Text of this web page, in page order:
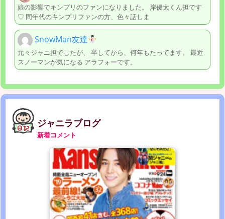
娘の影響でキンプリのファンになりました。 岸優太くん担です
♡ 同年代のキンプリファンの方、色々話しま
SnowMan友達
元々ジャニ担でしたが、 卒してから、何年もたってます。 最近
スノーマンが気になる アラフォーです。
ジャニラブログ
新着コメント